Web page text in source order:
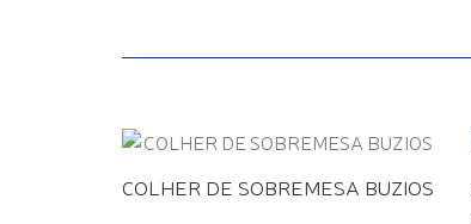
COLHER DE SOBREMESA BUZIOS